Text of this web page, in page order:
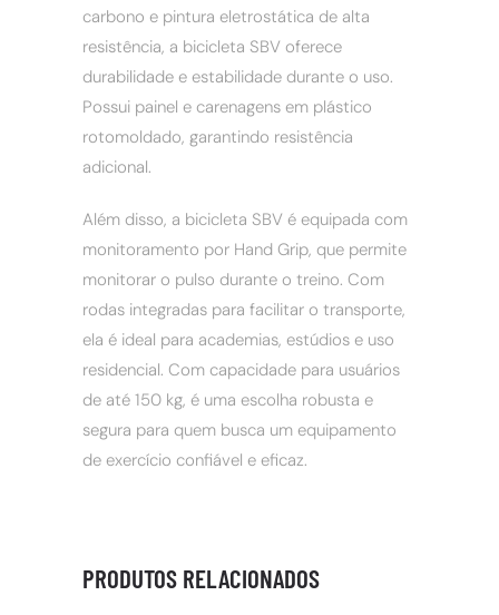
carbono e pintura eletrostática de alta
resistência, a bicicleta SBV oferece
durabilidade e estabilidade durante o uso.
Possui painel e carenagens em plástico
rotomoldado, garantindo resistência
adicional.
Além disso, a bicicleta SBV é equipada com
monitoramento por Hand Grip, que permite
monitorar o pulso durante o treino. Com
rodas integradas para facilitar o transporte,
ela é ideal para academias, estúdios e uso
residencial. Com capacidade para usuários
de até 150 kg, é uma escolha robusta e
segura para quem busca um equipamento
de exercício confiável e eficaz.
PRODUTOS RELACIONADOS